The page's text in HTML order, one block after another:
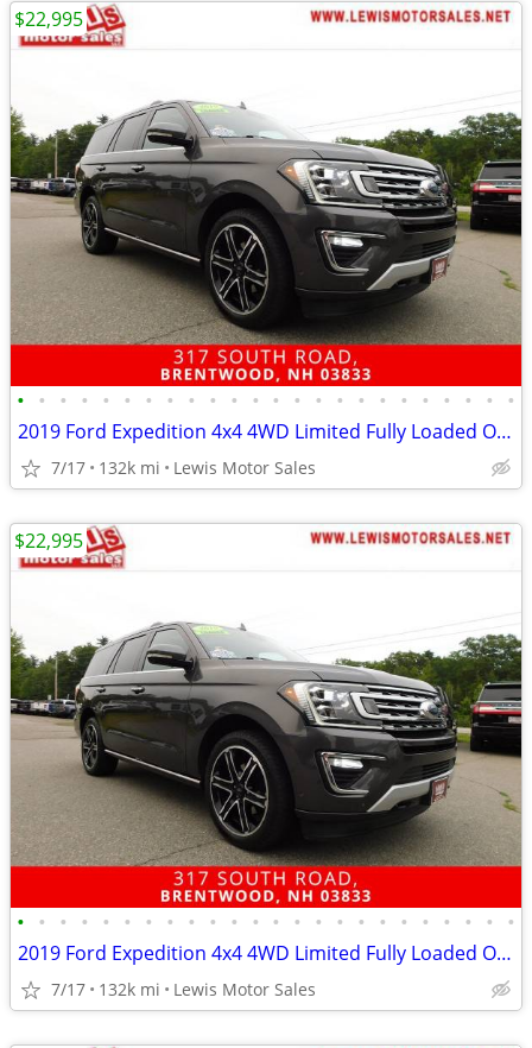
• • • • • • • • • • • • • • • • • • • • • • • •
2019 Ford Expedition 4x4 4WD Limited Fully Loaded One Owner SUV
7/17 132k mi Lewis Motor Sales
$22,995
• • • • • • • • • • • • • • • • • • • • • • • •
2019 Ford Expedition 4x4 4WD Limited Fully Loaded One Owner SUV
7/17 132k mi Lewis Motor Sales
$22,995